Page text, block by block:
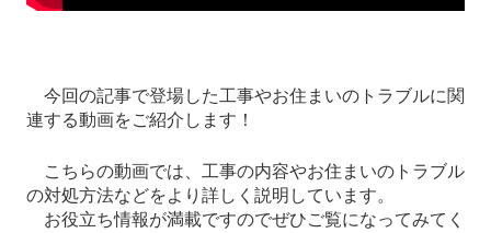
今回の記事で登場した工事やお住まいのトラブルに関
連する動画をご紹介します！
こちらの動画では、工事の内容やお住まいのトラブル
の対処方法などをより詳しく説明しています。
お役立ち情報が満載ですのでぜひご覧になってみてく